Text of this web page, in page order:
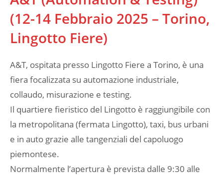
(12-14 Febbraio 2025 – Torino,
Lingotto Fiere)
A&T, ospitata presso Lingotto Fiere a Torino, è una
fiera focalizzata su automazione industriale,
collaudo, misurazione e testing.
Il quartiere fieristico del Lingotto è raggiungibile con
la metropolitana (fermata Lingotto), taxi, bus urbani
e in auto grazie alle tangenziali del capoluogo
piemontese.
Normalmente l’apertura è prevista dalle 9:30 alle